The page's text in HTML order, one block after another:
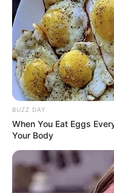
Lieblingslieder,
inszeniert
Sängerinnen und
Szenen den
Stadt/Ort:
Beginn:
Ende: 22.08.2026
Eintrittspreis:
Weitere
Neusser Bürger
BUZZ DAY
When You Eat Eggs
Your Body